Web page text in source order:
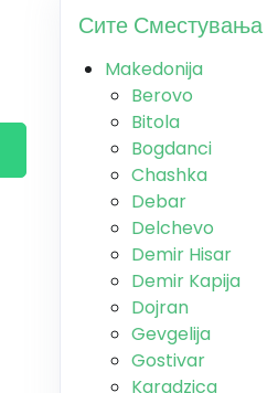
Сите Сместувања
Makedonija
Berovo
Bitola
Bogdanci
Chashka
Debar
Delchevo
Demir Hisar
Demir Kapija
Dojran
Gevgelija
Gostivar
Karadzica